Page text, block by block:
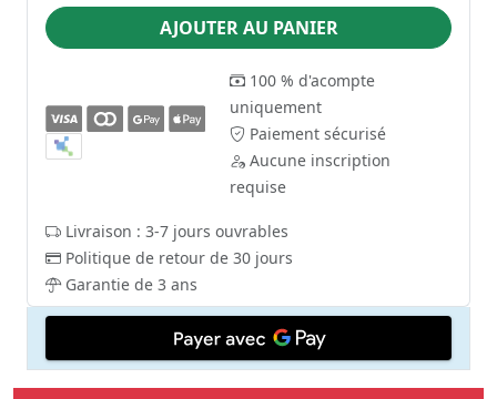
AJOUTER AU PANIER
100 % d'acompte
uniquement
Paiement sécurisé
Aucune inscription
requise
Livraison : 3-7 jours ouvrables
Politique de retour de 30 jours
Garantie de 3 ans